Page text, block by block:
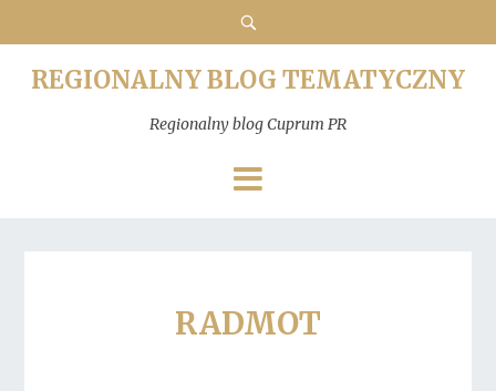
REGIONALNY BLOG TEMATYCZNY
Regionalny blog Cuprum PR
RADMOT